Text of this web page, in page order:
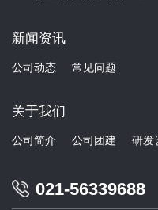
新闻资讯
公司动态 常见问题
关于我们
公司简介 公司团建 研发
021-56339688